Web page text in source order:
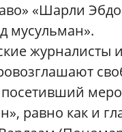
«Шарли Эбдо
мусульман».
журналисты
посетивший
равно как и